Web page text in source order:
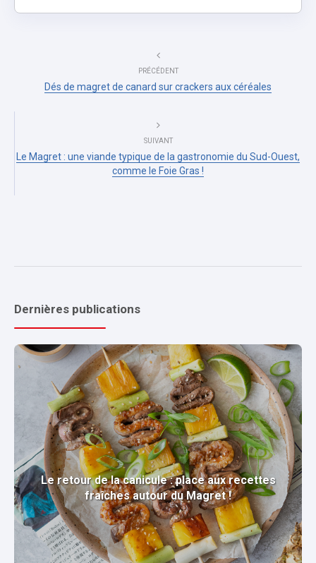
PRÉCÉDENT
Dés de magret de canard sur crackers aux céréales
SUIVANT
Le Magret : une viande typique de la gastronomie du Sud-Ouest,
comme le Foie Gras !
Dernières publications
Le retour de la canicule : place aux recettes
fraîches autour du Magret !